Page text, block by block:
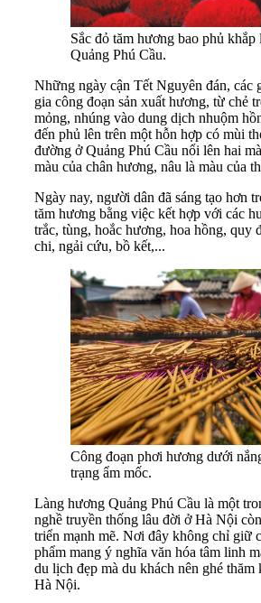
Sắc đỏ tăm hương bao phủ khắp
Quảng Phú Cầu.
Những ngày cận Tết Nguyên đán, các
gia công đoạn sản xuất hương, từ chẻ
mỏng, nhúng vào dung dịch nhuộm
đến phủ lên trên một hỗn hợp có mùi
đường ở Quảng Phú Cầu nổi lên hai
màu của chân hương, nâu là màu của
Ngày nay, người dân đã sáng tạo hơn
tăm hương bằng việc kết hợp với các
trắc, tùng, hoắc hương, hoa hồng, quy
chi, ngải cứu, bồ kết,...
Công đoạn phơi hương dưới
trạng ẩm mốc.
Làng hương Quảng Phú Cầu là một
nghề truyền thống lâu đời ở Hà Nội
triển mạnh mẽ. Nơi đây không chỉ giữ
phẩm mang ý nghĩa văn hóa tâm linh
du lịch đẹp mà du khách nên ghé
Hà Nội.